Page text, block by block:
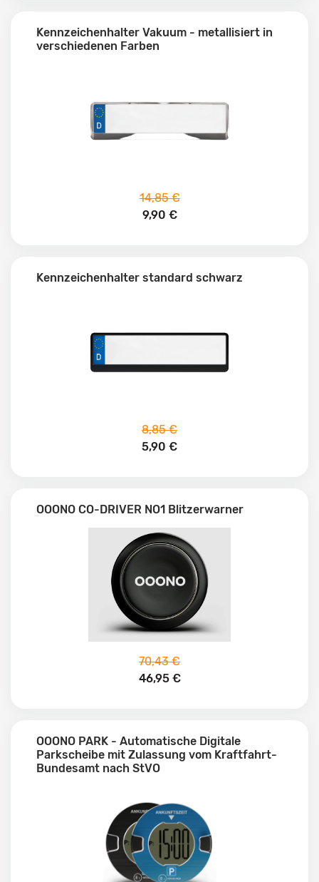
Kennzeichenhalter Vakuum - metallisiert in
verschiedenen Farben
14,85 €
9,90 €
Kennzeichenhalter standard schwarz
8,85 €
5,90 €
OOONO CO-DRIVER NO1 Blitzerwarner
70,43 €
46,95 €
OOONO PARK - Automatische Digitale
Parkscheibe mit Zulassung vom Kraftfahrt-
Bundesamt nach StVO